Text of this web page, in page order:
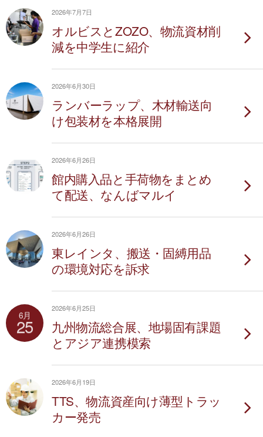
2026年7月7日
オルビスとZOZO、物流資材削
減を中学生に紹介
2026年6月30日
ランバーラップ、木材輸送向
け包装材を本格展開
2026年6月26日
館内購入品と手荷物をまとめ
て配送、なんばマルイ
2026年6月26日
東レインタ、搬送・固縛用品
の環境対応を訴求
6月
25
2026年6月25日
九州物流総合展、地場固有課題
とアジア連携模索
2026年6月19日
TTS、物流資産向け薄型トラッ
カー発売